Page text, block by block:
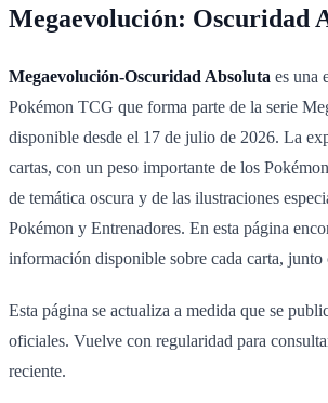
Megaevolución: Oscuridad
Megaevolución-Oscuridad Absoluta es una
Pokémon TCG que forma parte de la serie
disponible desde el 17 de julio de 2026. La
cartas, con un peso importante de los
de temática oscura y de las ilustraciones
Pokémon y Entrenadores. En esta página
información disponible sobre cada carta,
Esta página se actualiza a medida que se
oficiales. Vuelve con regularidad para
reciente.